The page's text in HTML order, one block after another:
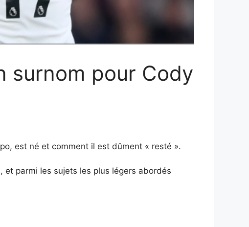
surnom pour Cody
est né et comment il est dûment « resté ».
et parmi les sujets les plus légers abordés